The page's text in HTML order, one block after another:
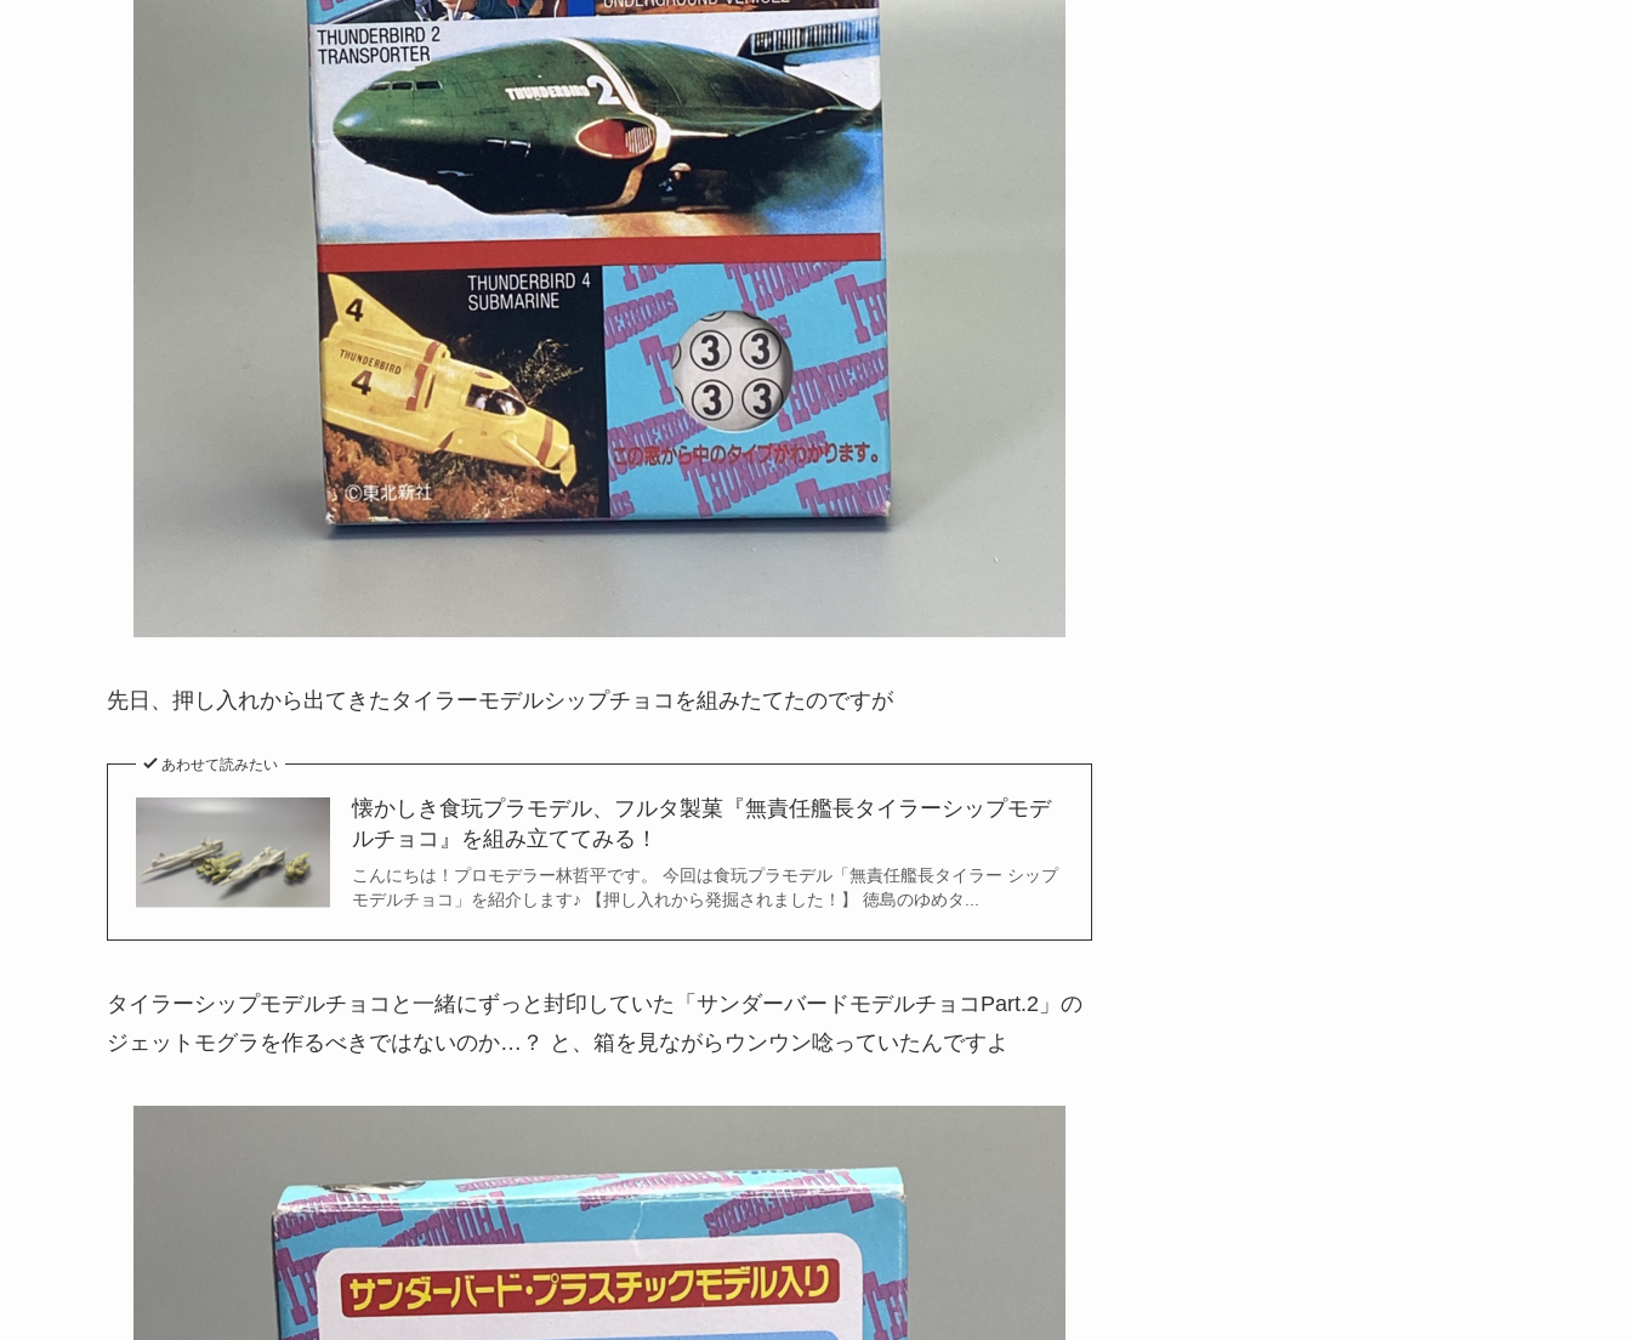
先日、押し入れから出てきたタイラーモデルシップチョコを組みたてたのですが
あわせて読みたい
懐かしき食玩プラモデル、フルタ製菓『無責任艦長タイラーシップモデ
ルチョコ』を組み立ててみる！
こんにちは！プロモデラー林哲平です。 今回は食玩プラモデル「無責任艦長タイラー シップ
モデルチョコ」を紹介します♪ 【押し入れから発掘されました！】 徳島のゆめタ...
タイラーシップモデルチョコと一緒にずっと封印していた「サンダーバードモデルチョコPart.2」の
ジェットモグラを作るべきではないのか…？ と、箱を見ながらウンウン唸っていたんですよ